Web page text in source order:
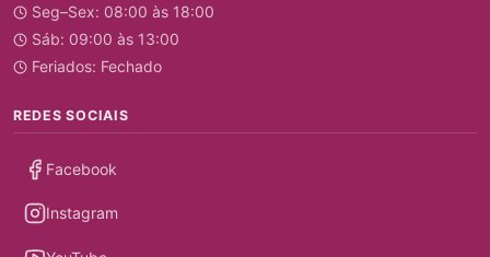
Seg–Sex: 08:00 às 18:00
Sáb: 09:00 às 13:00
Feriados: Fechado
REDES SOCIAIS
Facebook
Instagram